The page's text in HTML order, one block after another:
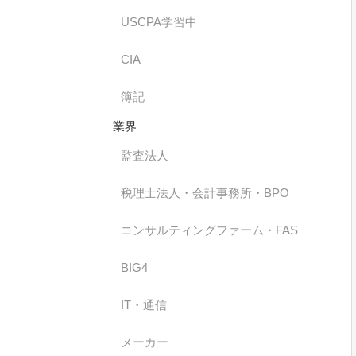
USCPA学習中
CIA
簿記
業界
監査法人
税理士法人・会計事務所・BPO
コンサルティングファーム・FAS
BIG4
IT・通信
メーカー